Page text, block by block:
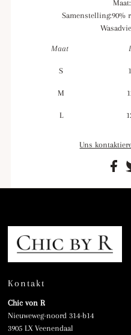
Samenstelling:90%
Maat
S
M
L
Uns
Kontakt
Chic von R
Nieuweweg-noord 314-b14
3905 LX Veenendaal